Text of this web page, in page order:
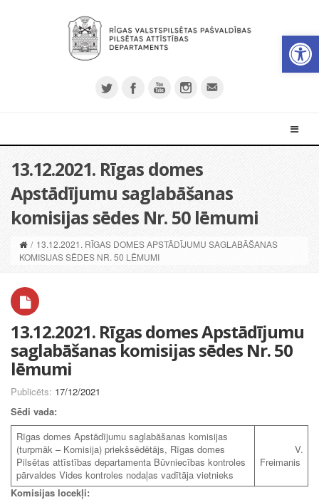
13.12.2021. Rīgas domes
Apstādījumu saglabāšanas
komisijas sēdes Nr. 50 lēmumi
/ 13.12.2021. RĪGAS DOMES APSTĀDĪJUMU SAGLABĀŠANAS
KOMISIJAS SĒDES NR. 50 LĒMUMI
13.12.2021. Rīgas domes Apstādījumu
saglabāšanas komisijas sēdes Nr. 50
lēmumi
Publicēts: 17/12/2021
Sēdi vada:
Rīgas domes Apstādījumu saglabāšanas komisijas
(turpmāk – Komisija) priekšsēdētājs, Rīgas domes
Pilsētas attīstības departamenta Būvniecības kontroles
pārvaldes Vides kontroles nodaļas vadītāja vietnieks
V.
Freimanis
Komisijas locekļi: